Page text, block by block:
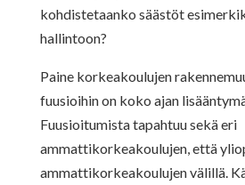
kohdistetaanko säästöt
hallintoon?
Paine korkeakoulujen
fuusioihin on koko ajan
Fuusioitumista tapahtuu sekä eri
ammattikorkeakoulujen, että
ammattikorkeakoulujen välillä.